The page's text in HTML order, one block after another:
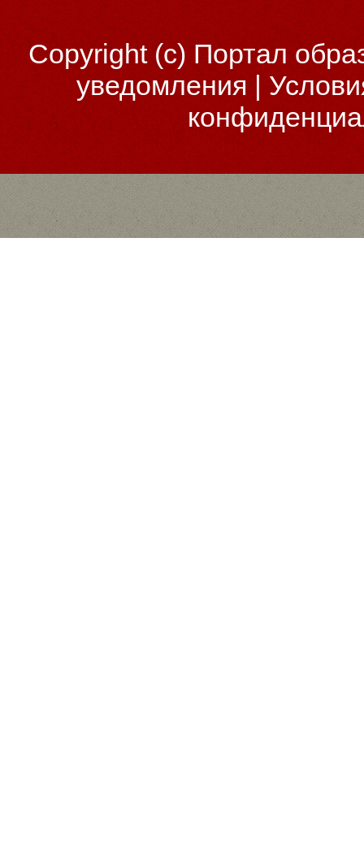
Copyright (c)Портал
уведомления |